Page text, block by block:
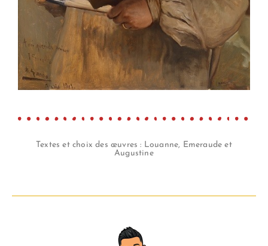
Textes et choix des œuvres : Louanne, Emeraude et
Augustine